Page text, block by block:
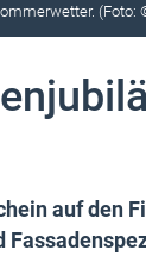
(Foto:
auf den